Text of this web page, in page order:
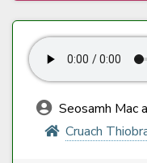
Seosamh Mac
Cruach